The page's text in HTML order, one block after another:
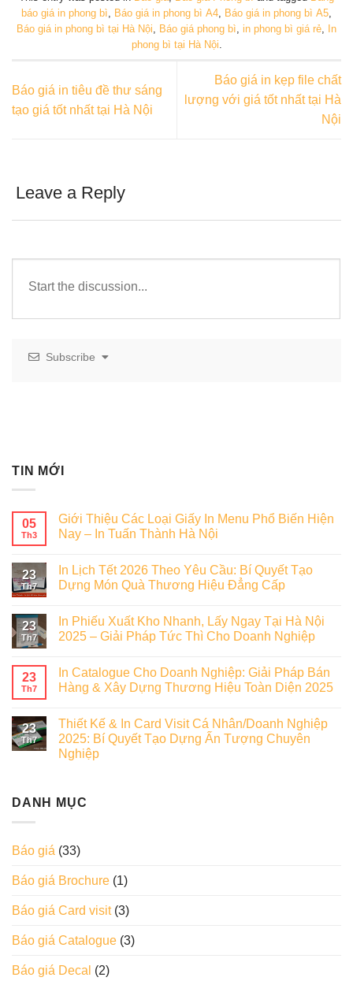
báo giá in phong bì, Báo giá in phong bì A4, Báo giá in phong bì A5,
Báo giá in phong bì tại Hà Nội, Báo giá phong bì, in phong bì giá rẻ,
In
phong bì tại Hà Nội.
Báo giá in tiêu đề thư sáng
tạo giá tốt nhất tại Hà Nội
Báo giá in kẹp file chất
lượng với giá tốt nhất tại Hà
Nội
Leave a Reply
Subscribe
TIN MỚI
05
Th3
Giới Thiệu Các Loại Giấy In Menu Phổ Biến Hiện
Nay – In Tuấn Thành Hà Nội
23
Th7
In Lịch Tết 2026 Theo Yêu Cầu: Bí Quyết Tạo
Dựng Món Quà Thương Hiệu Đẳng Cấp
23
Th7
In Phiếu Xuất Kho Nhanh, Lấy Ngay Tại Hà Nội
2025 – Giải Pháp Tức Thì Cho Doanh Nghiệp
23
Th7
In Catalogue Cho Doanh Nghiệp: Giải Pháp Bán
Hàng & Xây Dựng Thương Hiệu Toàn Diện 2025
23
Th7
Thiết Kế & In Card Visit Cá Nhân/Doanh Nghiệp
2025: Bí Quyết Tạo Dựng Ấn Tượng Chuyên
Nghiệp
DANH MỤC
Báo giá (33)
Báo giá Brochure (1)
Báo giá Card visit(3)
Báo giá Catalogue (3)
Báo giá Decal (2)